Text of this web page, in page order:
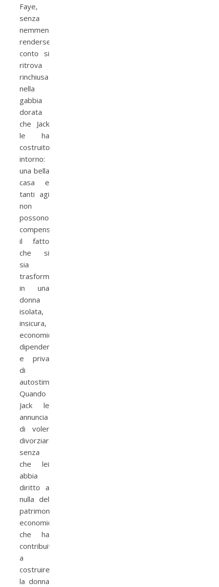
Faye,
senza
nemmeno
rendersene
conto si
ritrova
rinchiusa
nella
gabbia
dorata
che Jack
le ha
costruito
intorno:
una bella
casa e
tanti agi
non
possono
compensare
il fatto
che si
sia
trasformata
in una
donna
isolata,
insicura,
economicamente
dipendente
e priva
di
autostima.
Quando
Jack le
annuncia
di voler
divorziare,
senza
che lei
abbia
diritto a
nulla del
patrimonio
economico
che ha
contribuito
a
costruire,
la donna